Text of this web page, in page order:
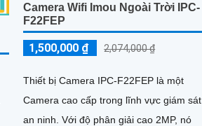
Camera Wifi Imou Ngoài Trời IPC-
F22FEP
1,500,000 ₫ 2,074,000 ₫
Thiết bị Camera IPC-F22FEP là một
Camera cao cấp trong lĩnh vực giám sát
an ninh. Với độ phân giải cao 2MP, nó